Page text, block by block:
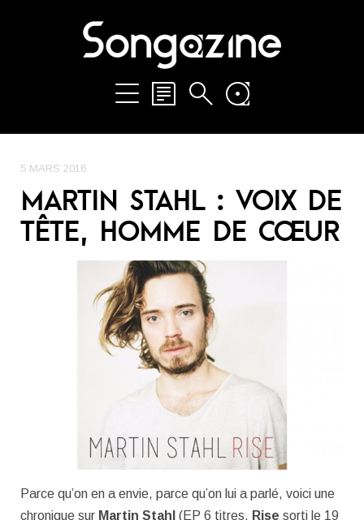
5 MARS 2016
MARTIN STAHL : VOIX DE
TÊTE, HOMME DE CŒUR
Parce qu’on en a envie, parce qu’on lui a parlé, voici une
chronique sur Martin Stahl (EP 6 titres, Rise sorti le 19